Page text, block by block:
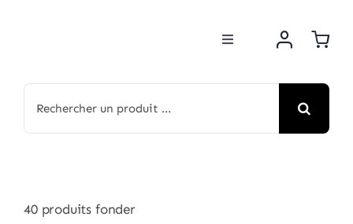
Toggle
BOUTIQUE
NOS MARQUES
40produits fonder